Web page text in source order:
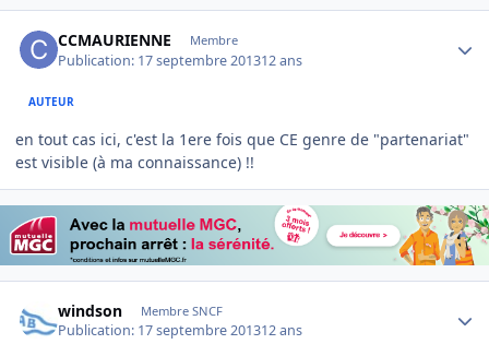
CCMAURIENNE Membre
Publication: 17 septembre 201312 ans
AUTEUR
en tout cas ici, c'est la 1ere fois que CE genre de "partenariat"
est visible (à ma connaissance) !!
windson Membre SNCF
Publication: 17 septembre 201312 ans